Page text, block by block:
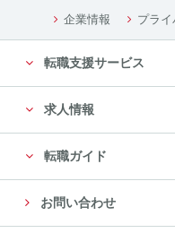
企業情報 プラ
転職支援サービス
求人情報
転職ガイド
お問い合わせ